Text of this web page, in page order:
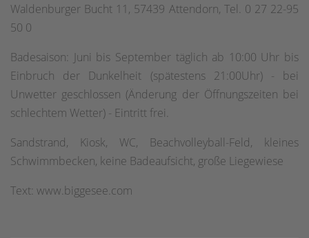
Waldenburger Bucht 11, 57439 Attendorn, Tel. 0 27 22-95
50 0
Badesaison: Juni bis September täglich ab 10:00 Uhr bis
Einbruch der Dunkelheit (spätestens 21:00Uhr) - bei
Unwetter geschlossen (Änderung der Öffnungszeiten bei
schlechtem Wetter) - Eintritt frei.
Sandstrand, Kiosk, WC, Beachvolleyball-Feld, kleines
Schwimmbecken, keine Badeaufsicht, große Liegewiese
Text: www.biggesee.com